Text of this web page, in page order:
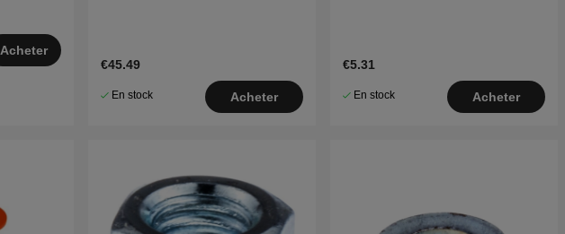
Acheter
€45.49
En stock Acheter
€5.31
En stock Acheter